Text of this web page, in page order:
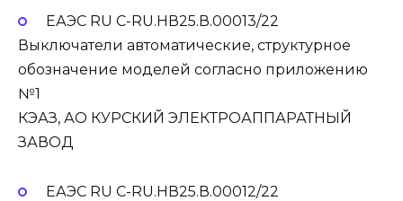
ЕАЭС RU С-RU.НВ25.В.00013/22
Выключатели автоматические, структурное
обозначение моделей согласно приложению
№1
КЭАЗ, АО КУРСКИЙ ЭЛЕКТРОАППАРАТНЫЙ
ЗАВОД
ЕАЭС RU С-RU.НВ25.В.00012/22